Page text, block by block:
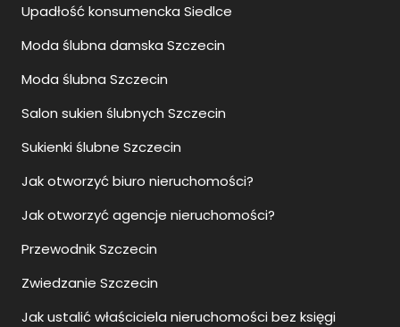
Upadłość konsumencka Siedlce
Moda ślubna damska Szczecin
Moda ślubna Szczecin
Salon sukien ślubnych Szczecin
Sukienki ślubne Szczecin
Jak otworzyć biuro nieruchomości?
Jak otworzyć agencje nieruchomości?
Przewodnik Szczecin
Zwiedzanie Szczecin
Jak ustalić właściciela nieruchomości bez księgi